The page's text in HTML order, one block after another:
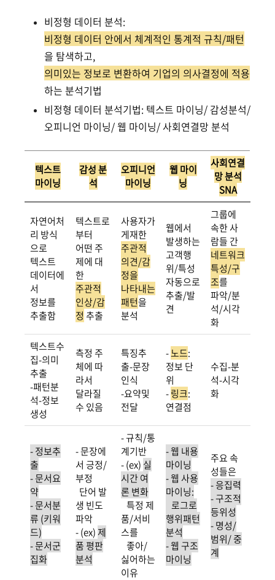
비정형 데이터 분석:
비정형 데이터 안에서 체계적인 통계적 규칙/패턴
을 탐색하고,
의미있는 정보로 변환하여 기업의 의사결정에 적용
하는 분석기법
비정형 데이터 분석기법: 텍스트 마이닝/ 감성분석/
오피니언 마이닝/ 웹 마이닝/ 사회연결망 분석
텍스트
마이닝
감성 분
석
오피니언
마이닝
웹 마이
닝
사회연결
망 분석
SNA
자연어처
리 방식
으로
텍스트
데이터에
서
정보를
추출함
텍스트로
부터
어떤 주
제에 대
한
주관적
인상/감
정 추출
사용자가
게재한
주관적
의견/감
정을
나타내는
패턴을
분석
웹에서
발생하는
고객행
위/특성
자동으로
추출/발
견
그룹에
속한 사
람들 간
네트워크
특성/구
조를
파악/분
석/시각
화
텍스트수
집-의미
추출
-패턴분
석-정보
생성
측정 주
체에 따
라서
달라질
수 있음
특징추
출-문장
인식
-요약및
전달
-노드:
정보 단
위
-링크:
연결점
수집-분
석-시각
화
- 정보추
출
- 문서요
약
- 문서분
류 (키워
드)
- 문서군
집화
- 문장에
서 긍정/
부정
단어 발
생 빈도
파악
- (ex) 제
품 평판
분석
- 규칙/통
계기반
- (ex) 실
시간 여
론 변화
특정 제
품/서비
스를
좋아/
싫어하는
이유
- 웹 내용
마이닝
- 웹 사용
마이닝:
로그로
행위패턴
분석
- 웹 구조
마이닝
주요 속
성들은
- 응집력
- 구조적
등위성
- 명성/
범위/ 중
계